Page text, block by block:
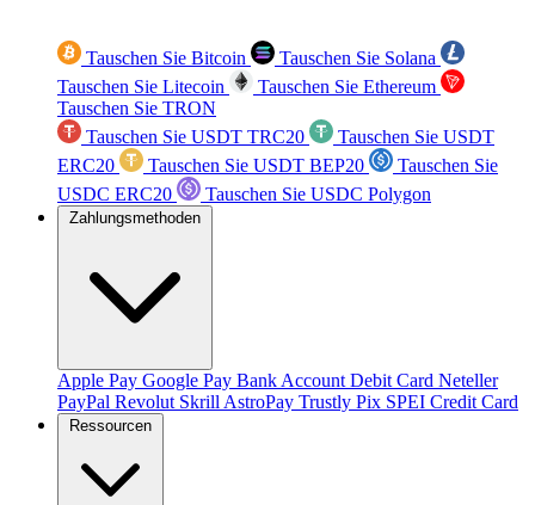
Tauschen Sie Bitcoin
Tauschen Sie Solana
Tauschen Sie Litecoin
Tauschen Sie Ethereum
Tauschen Sie TRON
Tauschen Sie USDT TRC20
Tauschen Sie USDT
ERC20
Tauschen Sie USDT BEP20
Tauschen Sie
USDC ERC20
Tauschen Sie USDC Polygon
Zahlungsmethoden
Apple Pay Google Pay Bank Account Debit Card Neteller
PayPal Revolut Skrill AstroPay Trustly Pix SPEI Credit Card
Ressourcen